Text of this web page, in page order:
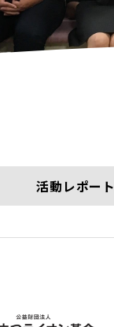
活動レポート